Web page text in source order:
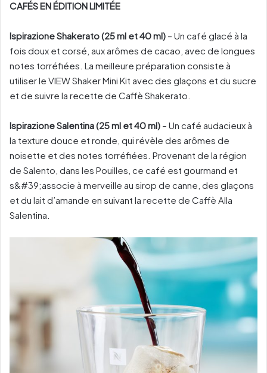
CAFÉS EN ÉDITION LIMITÉE
Ispirazione Shakerato (25 ml et 40 ml) – Un café glacé à la
fois doux et corsé, aux arômes de cacao, avec de longues
notes torréfiées. La meilleure préparation consiste à
utiliser le VIEW Shaker Mini Kit avec des glaçons et du sucre
et de suivre la recette de Caffè Shakerato.
Ispirazione Salentina (25 ml et 40 ml) – Un café audacieux à
la texture douce et ronde, qui révèle des arômes de
noisette et des notes torréfiées. Provenant de la région
de Salento, dans les Pouilles, ce café est gourmand et
s&#39;associe à merveille au sirop de canne, des glaçons
et du lait d’amande en suivant la recette de Caffè Alla
Salentina.